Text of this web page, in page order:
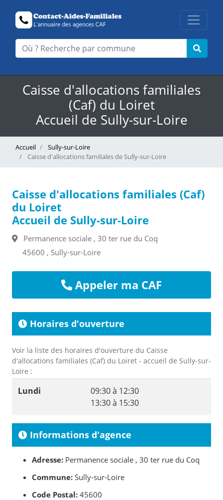
Caisse d'allocations familiales
(Caf) du Loiret
Accueil de Sully-sur-Loire
Accueil
Sully-sur-Loire
Caisse d'allocations familiales de Sully-sur-Loire
Caisse d'allocations familiales (Caf)
du Loiret
Accueil de Sully-sur-Loire
Permanence sociale , 30 ter rue du Coq
45600 , Sully-sur-Loire
Appeler ma CAF
Horaires d'ouverture
Voir la liste des horaires d'ouverture du Caisse
d'allocations familiales (Caf) du Loiret - accueil de Sully-sur-
Loire :
Lundi
09:30 à 12:30
13:30 à 15:30
Informations d'agence
Adresse: Permanence sociale , 30 ter rue du Coq
Commune: Sully-sur-Loire
Code Postal: 45600